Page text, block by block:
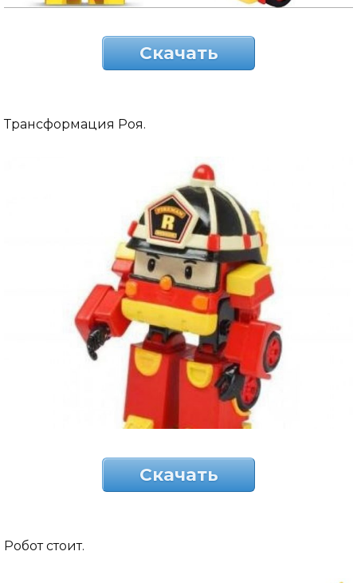
Скачать
Трансформация Роя.
Скачать
Робот стоит.